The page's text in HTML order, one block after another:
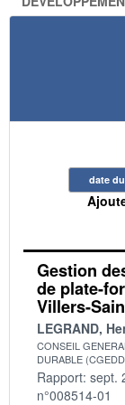
date
Gestion
de plate-
Villers-
LEGRAND,
CONSEIL
DURABLE
Rapport: sept.
n°008514-01